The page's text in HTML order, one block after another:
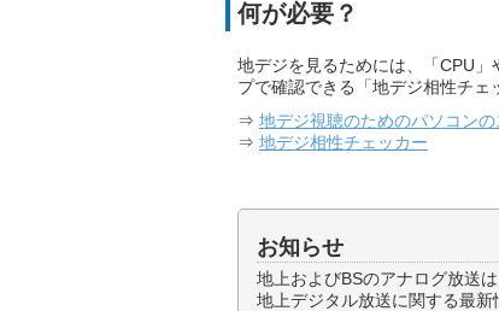
何が必要？
地デジを見るためには、「CPU
プで確認できる「地デジ相性チェ
⇒ 地デジ視聴のためのパソコンの
⇒ 地デジ相性チェッカー
お知らせ
地上およびBSのアナログ放送
地上デジタル放送に関する最